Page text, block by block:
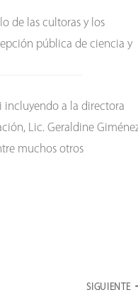
de las cultoras y los
pública de ciencia y
incluyendo a la directora
Lic. Geraldine
muchos otros
SIGUIENTE